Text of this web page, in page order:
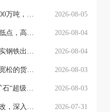
增效结硕果 2026-08-05
或面临压力 2026-08-04
证管理制度 2026-08-04
货币政策 2026-08-03
”通过验收 2026-08-03
内卷式”竞争 2026-07-31